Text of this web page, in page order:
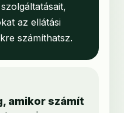
az ellátási
számíthatsz.
amikor számít